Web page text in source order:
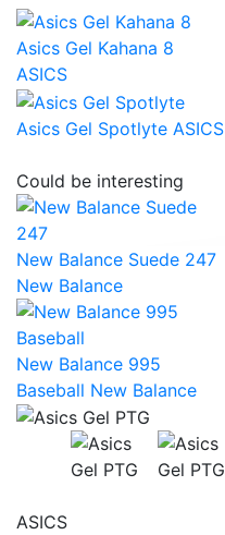
Asics Gel Kahana 8
ASICS
Asics Gel Spotlyte ASICS
Could be interesting
New Balance Suede 247
New Balance
New Balance 995
Baseball New Balance
ASICS